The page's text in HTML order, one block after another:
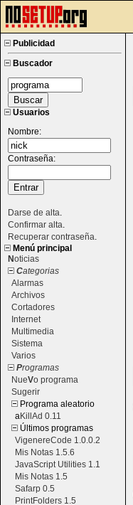
Publicidad
Buscador
Usuarios
Nombre:
Contraseña:
Darse de alta
Confirmar alta
Recuperar contraseña
Menú principal
Noticias
Categorias
Alarmas
Archivos
Cortadores
Internet
Multimedia
Sistema
Varios
Programas
NueVo programa
Sugerir
Programa aleatorio
aKillAd 0.11
Últimos programas
VigenereCode 1.0.0.2
Mis Notas 1.5.6
JavaScript Utilities 1.1
Mis Notas 1.5
Safarp 0.5
PrintFolders 1.5